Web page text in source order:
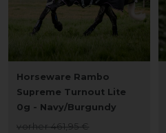
Horseware Rambo
Supreme Turnout Lite
0g - Navy/Burgundy
vorher 461,95 €